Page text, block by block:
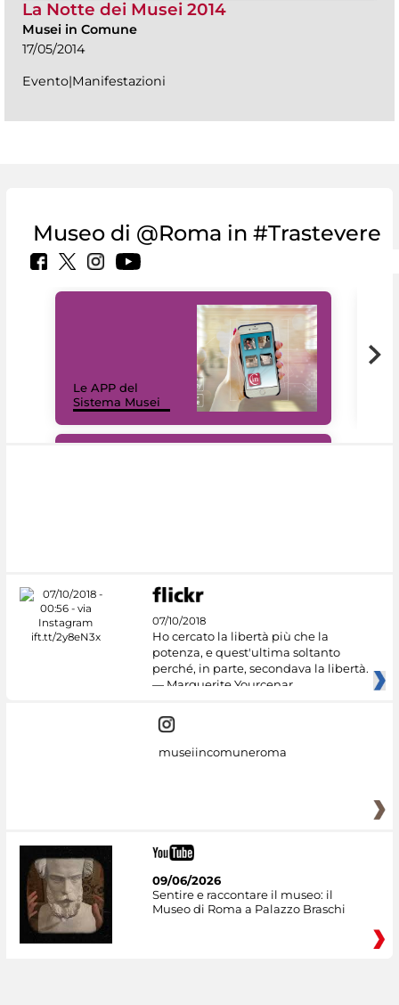
La Notte dei Musei 2014
Musei in Comune
17/05/2014
Evento|Manifestazioni
Museo di @Roma in #Trastevere
Le APP del
Sistema Musei
07/10/2018
Ho cercato la libertà più che la
potenza, e quest'ultima soltanto
perché, in parte, secondava la libertà.
— Marguerite Yourcenar
museiincomuneroma
09/06/2026
Sentire e raccontare il museo: il
Museo di Roma a Palazzo Braschi